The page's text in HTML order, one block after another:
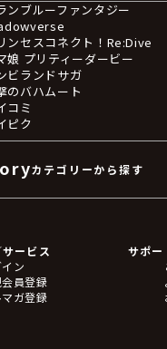
ンブルーファンタジー
ンセスコネクト！Re:Dive
娘 プリティーダービー
ビランドサガ
のバハムート
コミ
ピク
カテゴリーから探す
ギュア
リルスタンド
ジ
ホルダー・ストラップ
ービス
ン
員登録
マガ登録
サポー